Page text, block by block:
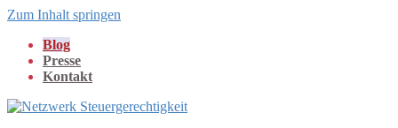
Zum Inhalt springen
Blog
Presse
Kontakt